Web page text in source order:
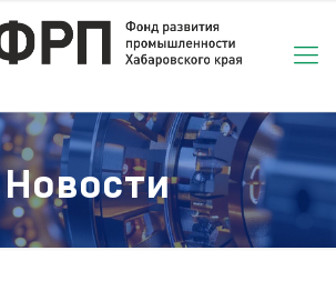
Новости